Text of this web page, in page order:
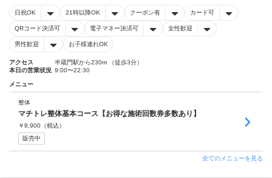
日祝OK 21時以降OK クーポン有 カード可
QRコード決済可 電子マネー決済可 女性歓迎
男性歓迎 お子様連れOK
アクセス
半蔵門駅から230m （徒歩3分）
本日の営業状況 9:00〜22:30
メニュー
整体
マチトレ整体基本コース【お得な施術回数券多数あり】
￥8,900 （税込）
販売中
全てのメニューを見る